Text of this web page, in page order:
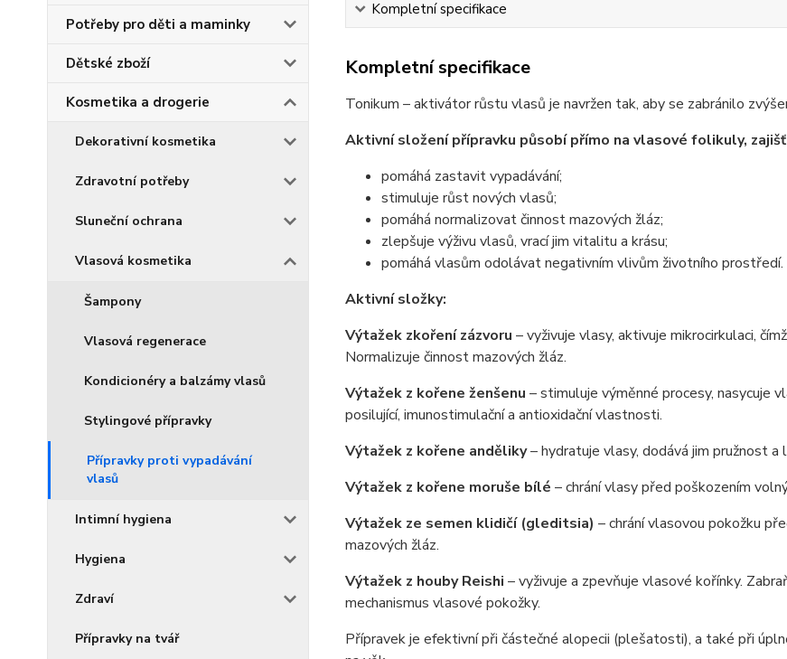
Potřeby pro děti a maminky
Dětské zboží
Kosmetika a drogerie
Dekorativní kosmetika
Zdravotní potřeby
Sluneční ochrana
Vlasová kosmetika
Šampony
Vlasová regenerace
Kondicionéry a balzámy vlasů
Stylingové přípravky
Přípravky proti vypadávání
vlasů
Intimní hygiena
Hygiena
Zdraví
Přípravky na tvář
Kompletní specifikace
Kompletní specifikace
Tonikum – aktivátor růstu vlasů je navržen tak, aby se zabránilo
Aktivní složení přípravku působí přímo na vlasové folikuly,
pomáhá zastavit vypadávání;
stimuluje růst nových vlasů;
pomáhá normalizovat činnost mazových žláz;
zlepšuje výživu vlasů, vrací jim vitalitu a krásu;
pomáhá vlasům odolávat negativním vlivům životního prostředí.
Aktivní složky:
Výtažek zkoření zázvoru – vyživuje vlasy, aktivuje mikrocirkulaci,
Normalizuje činnost mazových žláz.
Výtažek z kořene ženšenu – stimuluje výměnné procesy, nasycuje
posilující, imunostimulační a antioxidační vlastnosti.
Výtažek z kořene anděliky– hydratuje vlasy, dodává jim pružnost
Výtažek z kořene moruše bílé – chrání vlasy před poškozením
Výtažek ze semen klidičí (gleditsia) – chrání vlasovou pokožku
mazových žláz.
Výtažek z houby Reishi – vyživuje a zpevňuje vlasové kořínky.
mechanismus vlasové pokožky.
Přípravek je efektivní při částečné alopecii (plešatosti), a také při